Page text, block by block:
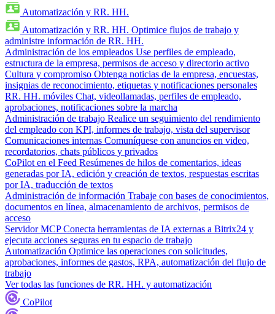
Automatización y RR. HH.
Automatización y RR. HH. Optimice flujos de trabajo y
administre información de RR. HH.
Administración de los empleados Use perfiles de empleado,
estructura de la empresa, permisos de acceso y directorio activo
Cultura y compromiso Obtenga noticias de la empresa, encuestas,
insignias de reconocimiento, etiquetas y notificaciones personales
RR. HH. móviles Chat, videollamadas, perfiles de empleado,
aprobaciones, notificaciones sobre la marcha
Administración de trabajo Realice un seguimiento del rendimiento
del empleado con KPI, informes de trabajo, vista del supervisor
Comunicaciones internas Comuníquese con anuncios en video,
recordatorios, chats públicos y privados
CoPilot en el Feed Resúmenes de hilos de comentarios, ideas
generadas por IA, edición y creación de textos, respuestas escritas
por IA, traducción de textos
Administración de información Trabaje con bases de conocimientos,
documentos en línea, almacenamiento de archivos, permisos de
acceso
Servidor MCP Conecta herramientas de IA externas a Bitrix24 y
ejecuta acciones seguras en tu espacio de trabajo
Automatización Optimice las operaciones con solicitudes,
aprobaciones, informes de gastos, RPA, automatización del flujo de
trabajo
Ver todas las funciones de RR. HH. y automatización
CoPilot